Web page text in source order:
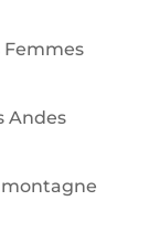
Femmes
Andes
montagne